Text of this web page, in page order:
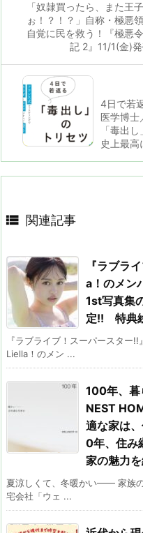
「奴隷買ったら、また王
ぉ！？！？」自称・極悪
自覚に民を救う！『極悪
記 2』11/1(金)
4日で若
医学博
「毒出
史上最高
 関連記事
『ラブラ
a！のメン
1st写真集
定!! 特典
『ラブライブ！スーパースター
Liella！のメン ...
100年、
NEST
適な家は
0年、住み
家の魅力を
夏涼しくて、冬暖かい―― 家族
宅会社「ウェ ...